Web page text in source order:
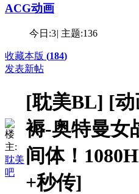
ACG动画
今日:3| 主题:136
收藏本版 (184)
发表新帖
楼
主:
耽美
吧
[耽美BL] [
褥-奥特曼女
间体！
+秒传]